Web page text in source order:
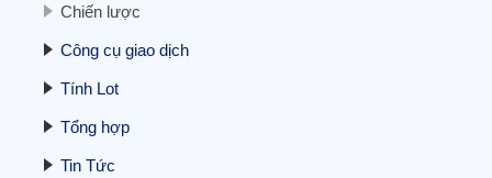
Chiến lược
Công cụ giao dịch
Tính Lot
Tổng hợp
Tin Tức